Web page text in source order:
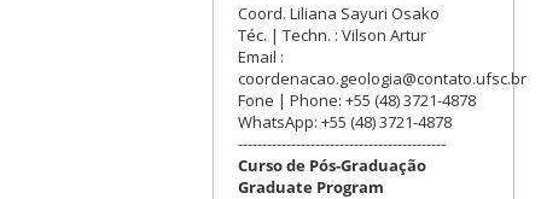
Coord. Liliana Sayuri Osako
Téc. | Techn. : Vilson Artur
Email :
coordenacao.geologia@contato.ufsc.br
Fone | Phone: +55 (48) 3721-4878
WhatsApp: +55 (48) 3721-4878
-------------------------------------------
Curso de Pós-Graduação
Graduate Program